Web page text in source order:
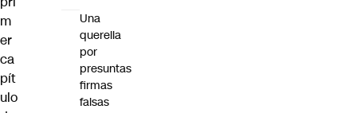
m
er
ca
pít
ulo
Una
querella
por
presuntas
firmas
falsas